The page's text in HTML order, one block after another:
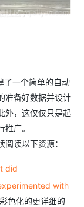
一个简单的自动
准备好数据并设计
外，这仅仅只是起
广。
读以下资源：
did
with
色化的更详细的